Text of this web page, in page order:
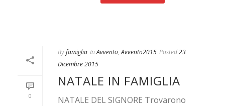
0
Byfamiglia In Avvento,Avvento2015 Posted23
Dicembre 2015
NATALE IN FAMIGLIA
NATALE DEL SIGNORE Trovarono